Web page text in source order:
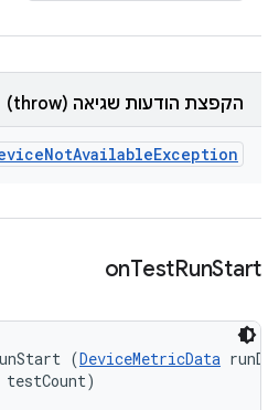
הקפצת הודעות שגיאה (throw)
NotAvailableException
onTestRunStart
(DeviceMetricData